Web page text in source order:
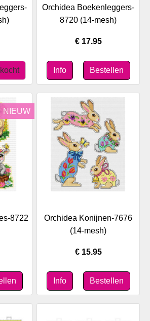
Orchidea Boekenleggers-
8720 (14-mesh)
€ 17.95
NIEUW
8722
Orchidea Konijnen-7676
(14-mesh)
€ 15.95